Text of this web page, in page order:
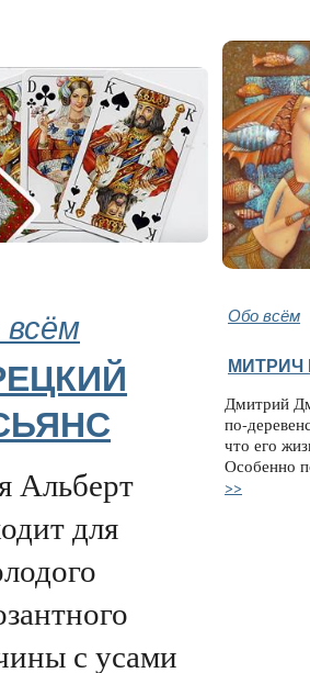
Обо всём
Альберт
для
с усами
МИТРИЧ
Дмитрий
по-
что его
Особенно
>>